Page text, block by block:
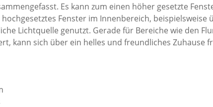
Es kann zum einen höher gesetzte
Fenster im Innenbereich, beispielsweise
Lichtquelle genutzt. Gerade für Bereiche wie den
kann sich über ein helles und freundliches Zuhause